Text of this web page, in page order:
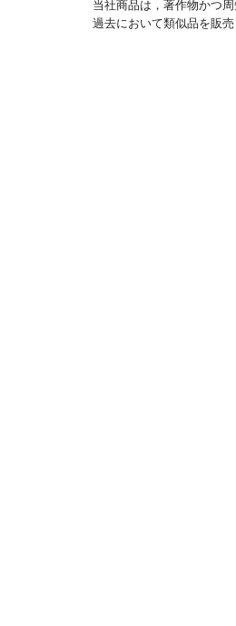
当社商品は，著作物かつ
過去において類似品を販